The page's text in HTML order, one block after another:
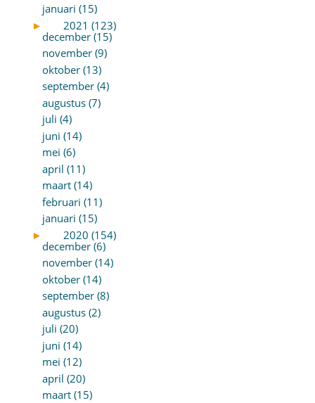
januari (15)
►
2021 (123)
december (15)
november (9)
oktober (13)
september (4)
augustus (7)
juli (4)
juni (14)
mei (6)
april (11)
maart (14)
februari (11)
januari (15)
►
2020 (154)
december (6)
november (14)
oktober (14)
september (8)
augustus (2)
juli (20)
juni (14)
mei (12)
april (20)
maart (15)